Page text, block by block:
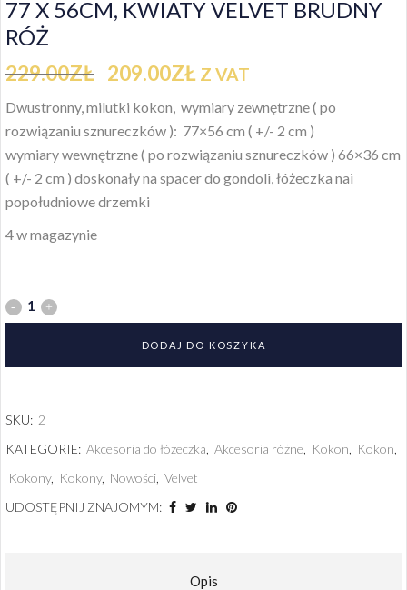
77 X 56CM, KWIATY VELVET BRUDNY
RÓŻ
229.00ZŁ 209.00ZŁ Z VAT
Dwustronny, milutki kokon, wymiary zewnętrzne ( po
rozwiązaniu sznureczków ): 77×56 cm ( +/- 2 cm )
wymiary wewnętrzne ( po rozwiązaniu sznureczków ) 66×36 cm
( +/- 2 cm ) doskonały na spacer do gondoli, łóżeczka nai
popołudniowe drzemki
4 w magazynie
DODAJ DO KOSZYKA
SKU: 2
KATEGORIE: Akcesoria do łóżeczka Akcesoria różne Kokon Kokon
Kokony, Kokony, Nowości, Velvet
UDOSTĘPNIJ ZNAJOMYM:
Opis